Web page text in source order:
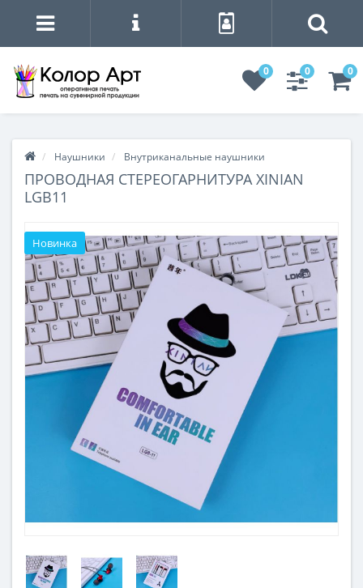
0 0 0
Наушники Внутриканальные наушники
ПРОВОДНАЯ СТЕРЕОГАРНИТУРА XINIAN
LGB11
Новинка